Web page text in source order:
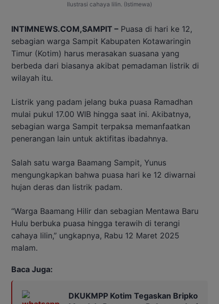
Ilustrasi cahaya lilin. (Istimewa)
INTIMNEWS.COM,SAMPIT – Puasa di hari ke 12,
sebagian warga Sampit Kabupaten Kotawaringin
Timur (Kotim) harus merasakan suasana yang
berbeda dari biasanya akibat pemadaman listrik di
wilayah itu.
Listrik yang padam jelang buka puasa Ramadhan
mulai pukul 17.00 WIB hingga saat ini. Akibatnya,
sebagian warga Sampit terpaksa memanfaatkan
penerangan lain untuk aktifitas ibadahnya.
Salah satu warga Baamang Sampit, Yunus
mengungkapkan bahwa puasa hari ke 12 diwarnai
hujan deras dan listrik padam.
“Warga Baamang Hilir dan sebagian Mentawa Baru
Hulu berbuka puasa hingga terawih di terangi
cahaya lilin,” ungkapnya, Rabu 12 Maret 2025
malam.
Baca Juga:
DKUKMPP Kotim Tegaskan Bripko